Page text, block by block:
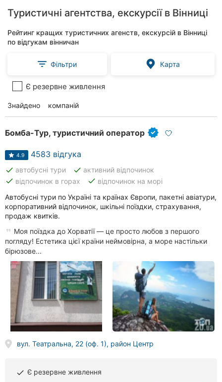
Туристичні агентства, екскурсії в Вінниці
Рейтинг кращих туристичних агенств, екскурсій в Вінниці
по відгукам вінничан
Фільтри Карта
Є резервне живлення
Знайдено 88компаній
Бомба-Тур, туристичний оператор
4.9 4583 відгука
done автобусні тури done активний відпочинок
done відпочинок в горах done відпочинок на морі
Автобусні тури по Україні та країнах Європи, пакетні авіатури,
корпоративний відпочинок, шкільні поїздки, страхування,
продаж квитків.
Моя поїздка до Хорватії — це просто любов з першого
погляду! Естетика цієї країни неймовірна, а море настільки
бірюзове...
вул. Театральна, 22 (оф. 1), район Центр
done Є резервне живлення